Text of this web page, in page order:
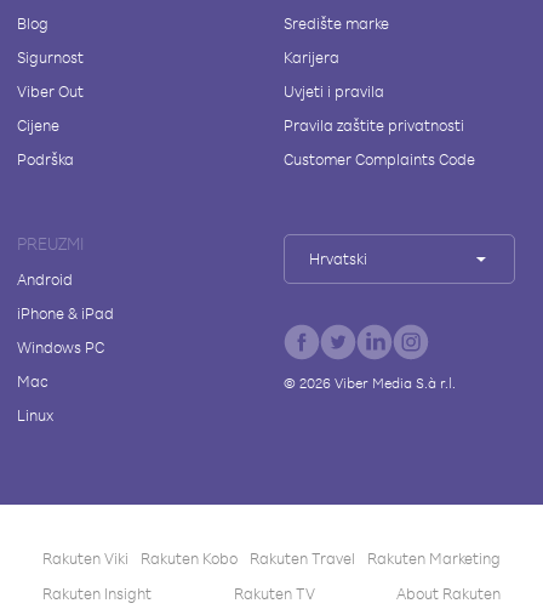
Blog
Sigurnost
Viber Out
Cijene
Podrška
Središte marke
Karijera
Uvjeti i pravila
Pravila zaštite privatnosti
Customer Complaints Code
PREUZMI
Android
iPhone & iPad
Windows PC
Mac
Linux
Hrvatski
© 2026Viber Media S.à r.l.
Rakuten Viki Rakuten Kobo Rakuten Travel
Rakuten Marketing
Rakuten Insight
Rakuten TV About Rakuten